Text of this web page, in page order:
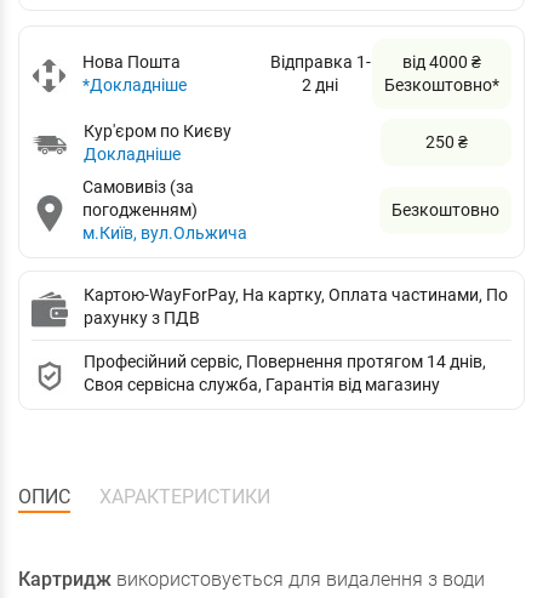
Нова Пошта
*Докладніше
Відправка 1-
2 дні
від 4000 ₴
Безкоштовно*
Кур'єром по Києву
Докладніше
250 ₴
Самовивіз (за
погодженням)
м.Київ, вул.Ольжича
Безкоштовно
Картою-WayForPay, На картку, Оплата частинами, По
рахунку з ПДВ
Професійний сервіс, Повернення протягом 14 днів,
Своя сервісна служба, Гарантія від магазину
ОПИС ХАРАКТЕРИСТИКИ
Картридж використовується для видалення з води